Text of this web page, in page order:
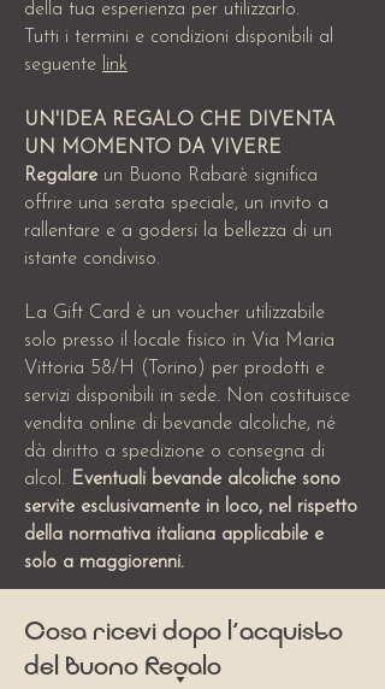
della tua esperienza per utilizzarlo.
Tutti i termini e condizioni disponibili al
seguente link
UN'IDEA REGALO CHE DIVENTA
UN MOMENTO DA VIVERE
Regalare un Buono Rabarè significa
offrire una serata speciale, un invito a
rallentare e a godersi la bellezza di un
istante condiviso.
La Gift Card è un voucher utilizzabile
solo presso il locale fisico in Via Maria
Vittoria 58/H (Torino) per prodotti e
servizi disponibili in sede. Non costituisce
vendita online di bevande alcoliche, né
dà diritto a spedizione o consegna di
alcol. Eventuali bevande alcoliche sono
servite esclusivamente in loco, nel rispetto
della normativa italiana applicabile e
solo a maggiorenni.
Cosa ricevi dopo l’acquisto
del Buono Regalo